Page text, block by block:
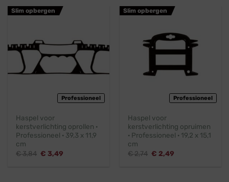
Slim opbergen
Professioneel
Haspel voor
kerstverlichting oprollen ·
Professioneel · 39,3 x 11,9
cm
€3,84 Oorspronkelijke
prijs
€ 3,49
Slim opbergen
Professioneel
Haspel voor
kerstverlichting opruimen
· Professioneel · 19,2 x 15,1
cm
€2,74 Oorspronkelijke
prijs
€ 2,49